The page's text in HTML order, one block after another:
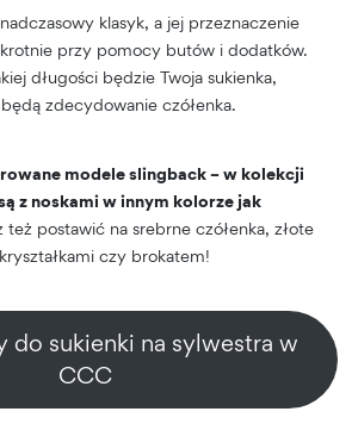
klasyk, a jej przeznaczenie
przy pomocy butów i dodatków.
długości będzie Twoja sukienka,
zdecydowanie czółenka.
modele slingback – w kolekcji
z noskami w innym kolorze jak
też postawić na srebrne czółenka, złote
czy brokatem!
do sukienki na sylwestra w
CCC